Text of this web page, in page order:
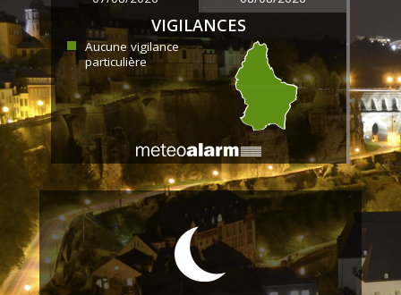
VIGILANCES
Aucune vigilance
particulière